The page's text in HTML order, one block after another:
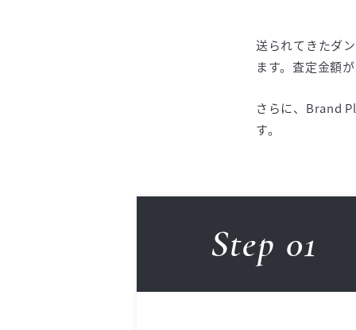
送られてきたダ
ます。査定金額
さらに、Brand
す。
Step 01